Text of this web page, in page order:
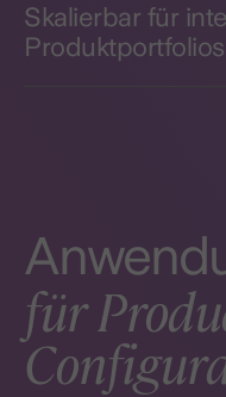
Skalierbar für
Produktportfolios
für